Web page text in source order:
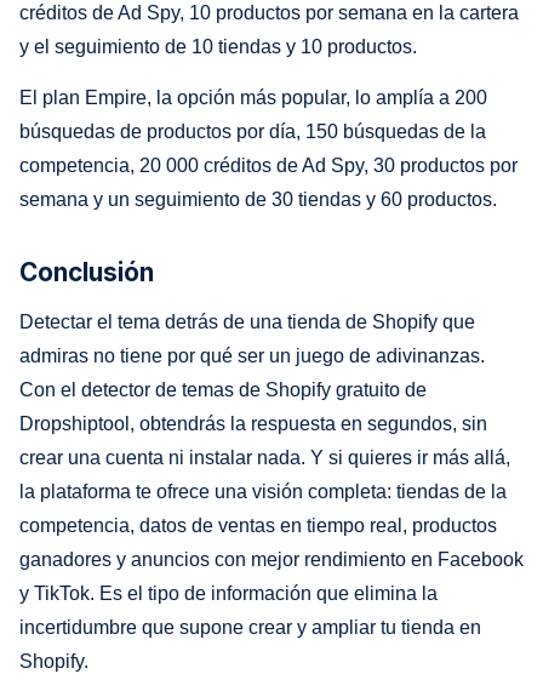
créditos de Ad Spy, 10 productos por semana en la cartera
y el seguimiento de 10 tiendas y 10 productos.
El plan Empire, la opción más popular, lo amplía a 200
búsquedas de productos por día, 150 búsquedas de la
competencia, 20 000 créditos de Ad Spy, 30 productos por
semana y un seguimiento de 30 tiendas y 60 productos.
Conclusión
Detectar el tema detrás de una tienda de Shopify que
admiras no tiene por qué ser un juego de adivinanzas.
Con el detector de temas de Shopify gratuito de
Dropshiptool, obtendrás la respuesta en segundos, sin
crear una cuenta ni instalar nada. Y si quieres ir más allá,
la plataforma te ofrece una visión completa: tiendas de la
competencia, datos de ventas en tiempo real, productos
ganadores y anuncios con mejor rendimiento en Facebook
y TikTok. Es el tipo de información que elimina la
incertidumbre que supone crear y ampliar tu tienda en
Shopify.